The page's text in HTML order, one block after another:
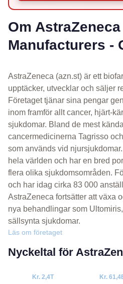
Om
Manufacturers -
AstraZeneca (azn.st) är ett
upptäcker, utvecklar och säljer
Företaget tjänar sina pengar
inom framför allt cancer, hjärt-
sjukdomar. Bland de mest
cancermedicinerna Tagrisso
som används vid
hela världen och har en bred
flera olika sjukdomsområden.
och har idag cirka 83 000
AstraZeneca fortsätter att växa
nya behandlingar som
sällsynta sjukdomar.
Läs om företaget
Nyckeltal för
Kr. 2,4T Kr.